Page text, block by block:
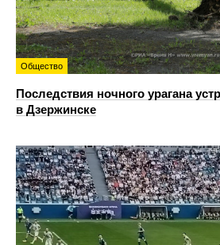
Общество
Последствия ночного урагана
в Дзержинске